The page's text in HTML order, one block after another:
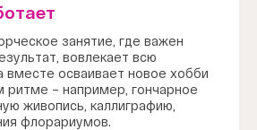
занятие, где важен
вовлекает всю
вместе осваивает новое хобби
ритме – например, гончарное
живопись, каллиграфию,
флорариумов.